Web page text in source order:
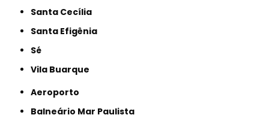
Santa Cecília
Santa Efigênia
Sé
Vila Buarque
Aeroporto
Balneário Mar Paulista